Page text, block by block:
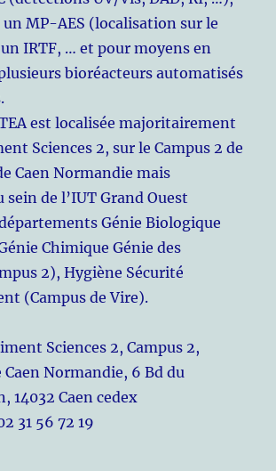
un MP-AES (localisation sur le
IRTF, … et pour moyens en
bioréacteurs automatisés
est localisée majoritairement
Sciences 2, sur le Campus 2 de
Caen Normandie mais
sein de l’IUT Grand Ouest
Génie Biologique
Chimique Génie des
2), Hygiène Sécurité
(Campus de Vire).
Sciences 2, Campus 2,
Normandie, 6 Bd du
14032 Caen cedex
31 56 72 19